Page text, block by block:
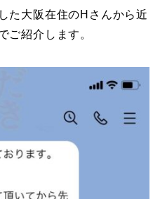
た大阪在住のHさんから近
ご紹介します。